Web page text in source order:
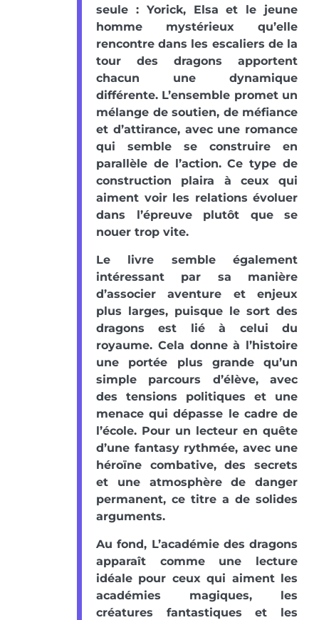
seule : Yorick, Elsa et le jeune
homme mystérieux qu’elle
rencontre dans les escaliers de la
tour des dragons apportent
chacun une dynamique
différente. L’ensemble promet un
mélange de soutien, de méfiance
et d’attirance, avec une romance
qui semble se construire en
parallèle de l’action. Ce type de
construction plaira à ceux qui
aiment voir les relations évoluer
dans l’épreuve plutôt que se
nouer trop vite.
Le livre semble également
intéressant par sa manière
d’associer aventure et enjeux
plus larges, puisque le sort des
dragons est lié à celui du
royaume. Cela donne à l’histoire
une portée plus grande qu’un
simple parcours d’élève, avec
des tensions politiques et une
menace qui dépasse le cadre de
l’école. Pour un lecteur en quête
d’une fantasy rythmée, avec une
héroïne combative, des secrets
et une atmosphère de danger
permanent, ce titre a de solides
arguments.
Au fond, L’académie des dragons
apparaît comme une lecture
idéale pour ceux qui aiment les
académies magiques, les
créatures fantastiques et les